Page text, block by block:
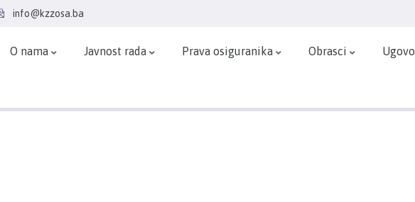
info@kzzosa.ba
O nama Javnost rada Prava osiguranika Obrasci